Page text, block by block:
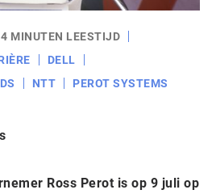
4 MINUTEN LEESTIJD
DELL
NTT PEROT SYSTEMS
Ross Perot is op 9 juli op